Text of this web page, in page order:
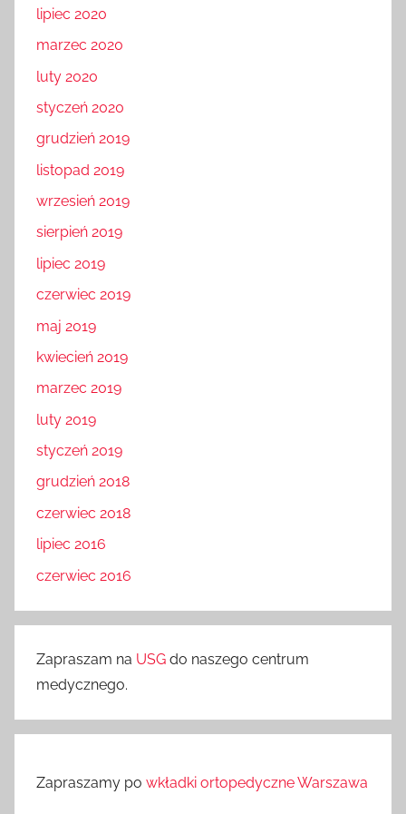
lipiec 2020
marzec 2020
luty 2020
styczeń 2020
grudzień 2019
listopad 2019
wrzesień 2019
sierpień 2019
lipiec 2019
czerwiec 2019
maj 2019
kwiecień 2019
marzec 2019
luty 2019
styczeń 2019
grudzień 2018
czerwiec 2018
lipiec 2016
czerwiec 2016
Zapraszam na USG do naszego centrum
medycznego.
Zapraszamy po wkładki ortopedyczne Warszawa